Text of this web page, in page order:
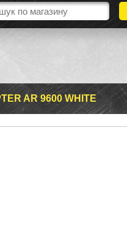
AR 9600 WHITE